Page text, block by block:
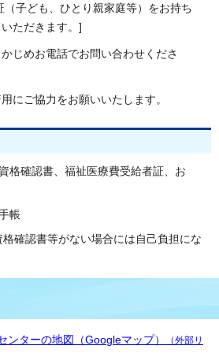
（子ども、ひとり親家庭等）をお持ち
ただきます。]
じめお電話でお問い合わせくださ
にご協力をお願いいたします。
格確認書、福祉医療費受給者証、お
帳
確認書等がない場合には自己負担にな
ンターの地図（Googleマップ）
（外部リ